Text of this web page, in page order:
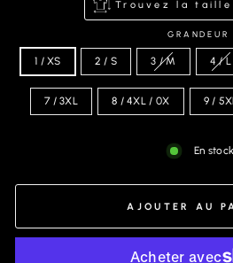
Trouvez la
GRANDEUR
1 / XS 2 / S 3 / M 4 / L
7 / 3XL 8 / 4XL / 0X 9 /
En stock
AJOUTER AU